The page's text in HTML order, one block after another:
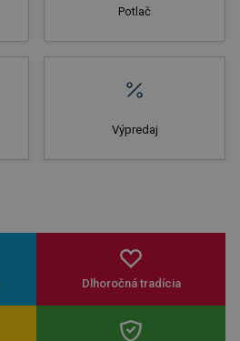
Potlač
Výpredaj
Dlhoročná tradícia